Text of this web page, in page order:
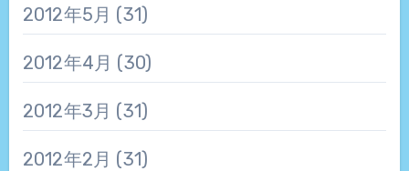
2012年5月 (31)
2012年4月 (30)
2012年3月 (31)
2012年2月 (31)